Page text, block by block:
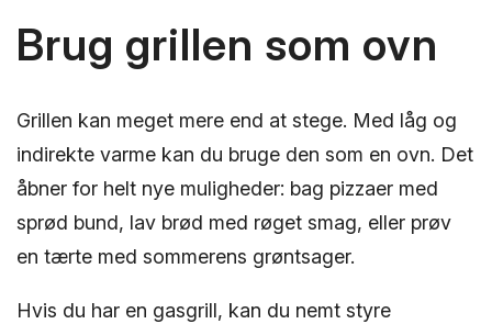
Brug grillen som ovn
Grillen kan meget mere end at stege. Med låg og
indirekte varme kan du bruge den som en ovn. Det
åbner for helt nye muligheder: bag pizzaer med
sprød bund, lav brød med røget smag, eller prøv
en tærte med sommerens grøntsager.
Hvis du har en gasgrill, kan du nemt styre